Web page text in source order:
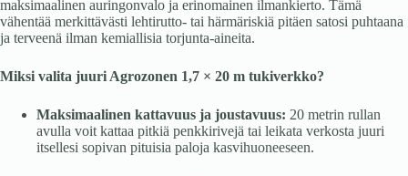
maksimaalinen auringonvalo ja erinomainen ilmankierto. Tämä
vähentää merkittävästi lehtirutto- tai härmäriskiä pitäen satosi puhtaana
ja terveenä ilman kemiallisia torjunta-aineita.
Miksi valita juuri Agrozonen 1,7 × 20 m tukiverkko?
Maksimaalinen kattavuus ja joustavuus: 20 metrin rullan
avulla voit kattaa pitkiä penkkirivejä tai leikata verkosta juuri
itsellesi sopivan pituisia paloja kasvihuoneeseen.